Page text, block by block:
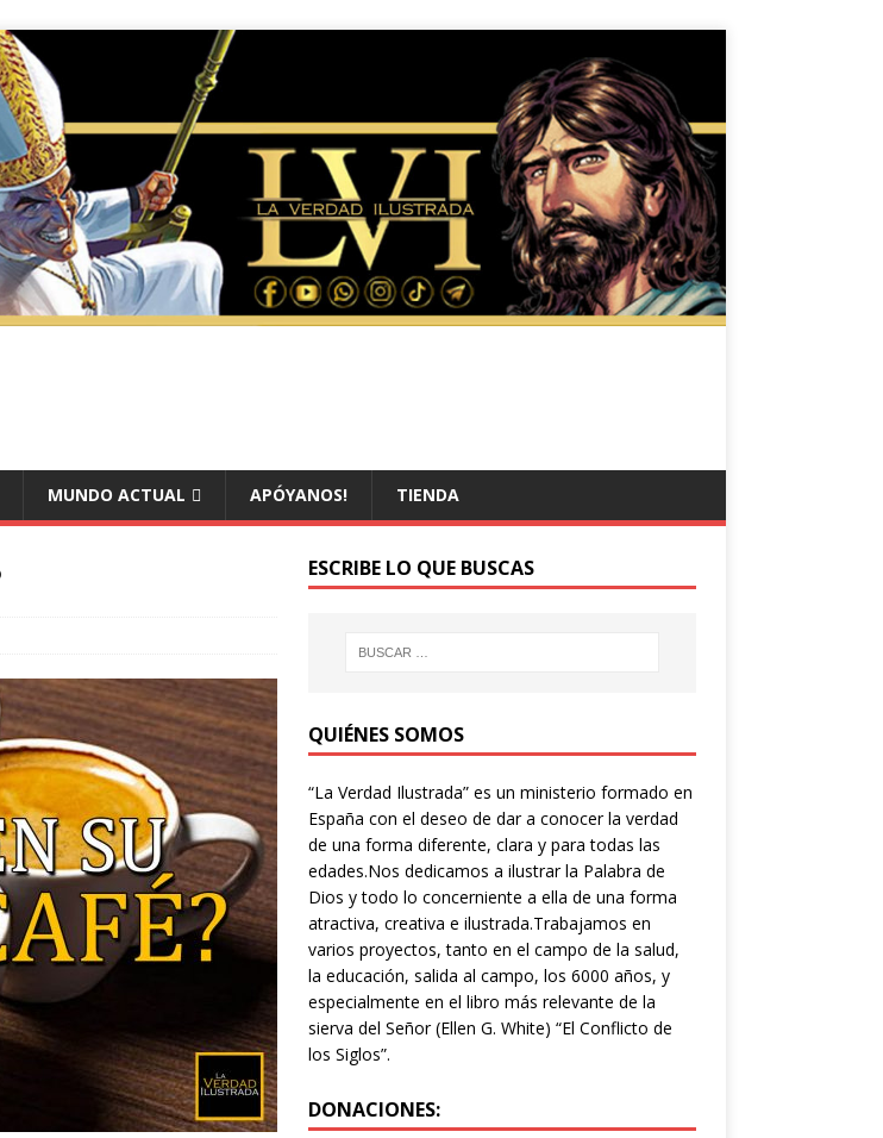
MUNDO ACTUAL APÓYANOS! TIENDA
ESCRIBE LO QUE BUSCAS
QUIÉNES SOMOS
“La Verdad Ilustrada” es un ministerio formado en
España con el deseo de dar a conocer la verdad
de una forma diferente, clara y para todas las
edades.Nos dedicamos a ilustrar la Palabra de
Dios y todo lo concerniente a ella de una forma
atractiva, creativa e ilustrada.Trabajamos en
varios proyectos, tanto en el campo de la salud,
la educación, salida al campo, los 6000 años, y
especialmente en el libro más relevante de la
sierva del Señor (Ellen G. White) “El Conflicto de
los Siglos”.
DONACIONES: